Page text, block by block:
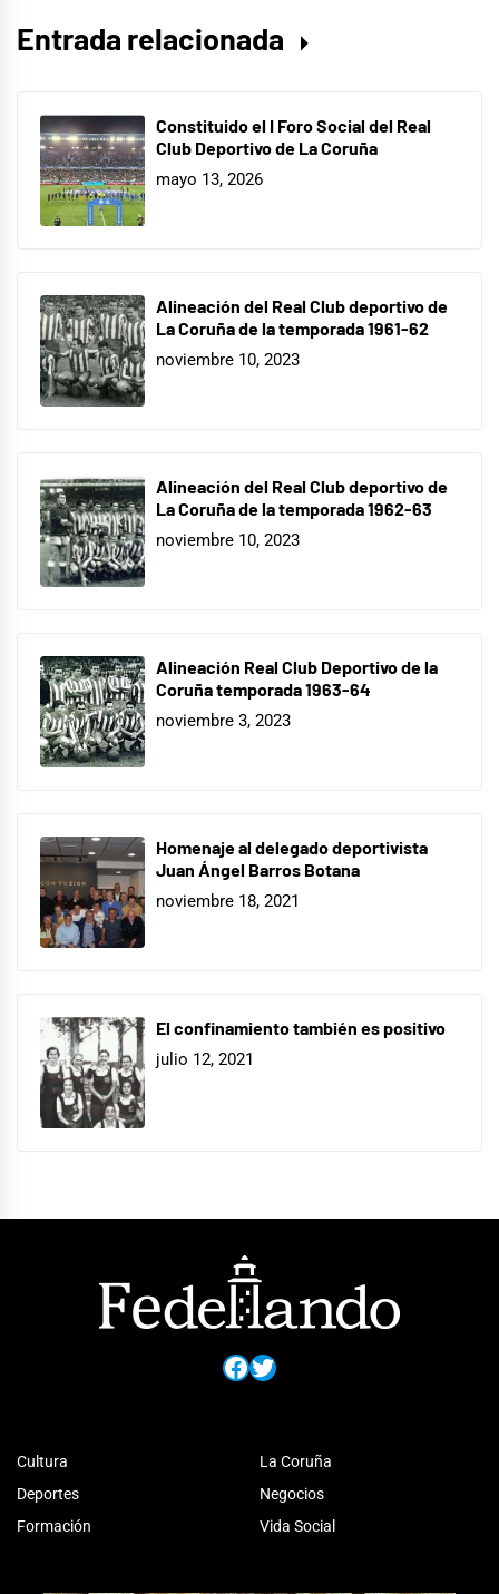
Entrada relacionada
Constituido el I Foro Social del Real
Club Deportivo de La Coruña
mayo 13, 2026
Alineación del Real Club deportivo de
La Coruña de la temporada 1961-62
noviembre 10, 2023
Alineación del Real Club deportivo de
La Coruña de la temporada 1962-63
noviembre 10, 2023
Alineación Real Club Deportivo de la
Coruña temporada 1963-64
noviembre 3, 2023
Homenaje al delegado deportivista
Juan Ángel Barros Botana
noviembre 18, 2021
El confinamiento también es positivo
julio 12, 2021
Facebook
Twitter
Cultura
Deportes
Formación
La Coruña
Negocios
Vida Social